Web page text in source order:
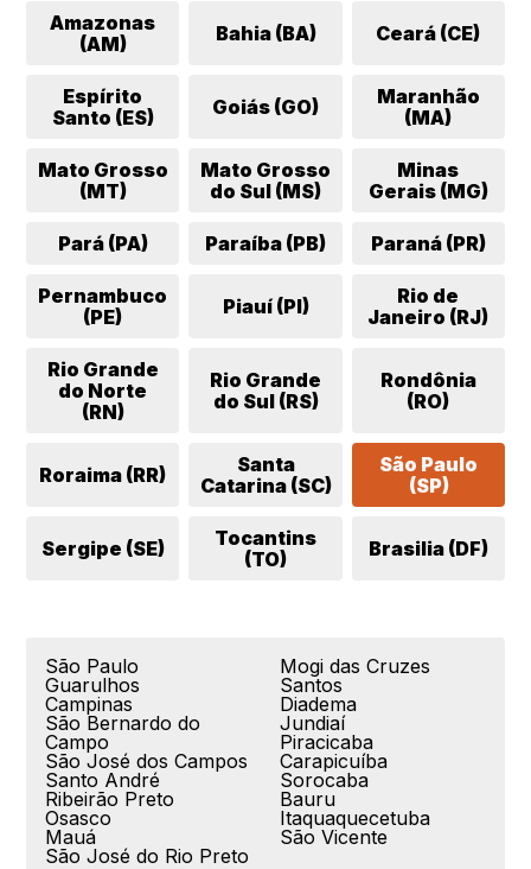
Amazonas
(AM)
Bahia (BA) Ceará (CE)
Espírito
Santo (ES)
Goiás (GO)
Maranhão
(MA)
Mato Grosso
(MT)
Mato Grosso
do Sul (MS)
Minas
Gerais (MG)
Pará (PA) Paraíba (PB) Paraná (PR)
Pernambuco
(PE)
Piauí (PI)
Rio de
Janeiro (RJ)
Rio Grande
do Norte
(RN)
Rio Grande
do Sul (RS)
Rondônia
(RO)
Roraima (RR)
Santa
Catarina (SC)
São Paulo
(SP)
Sergipe (SE)
Tocantins
(TO)
Brasilia (DF)
São Paulo
Guarulhos
Campinas
São Bernardo do
Campo
São José dos Campos
Santo André
Ribeirão Preto
Osasco
Mauá
São José do Rio Preto
Mogi das Cruzes
Santos
Diadema
Jundiaí
Piracicaba
Carapicuíba
Sorocaba
Bauru
Itaquaquecetuba
São Vicente